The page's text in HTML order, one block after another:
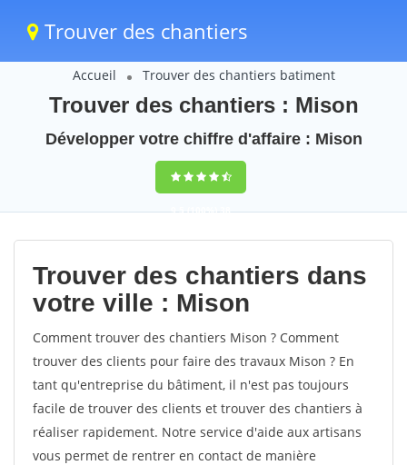
Trouver des chantiers
Accueil Trouver des chantiers batiment
Trouver des chantiers : Mison
Développer votre chiffre d'affaire : Mison
9,5(100%)38
votes
Trouver des chantiers dans
votre ville : Mison
Comment trouver des chantiers Mison ? Comment
trouver des clients pour faire des travaux Mison ? En
tant qu'entreprise du bâtiment, il n'est pas toujours
facile de trouver des clients et trouver des chantiers à
réaliser rapidement. Notre service d'aide aux artisans
vous permet de rentrer en contact de manière